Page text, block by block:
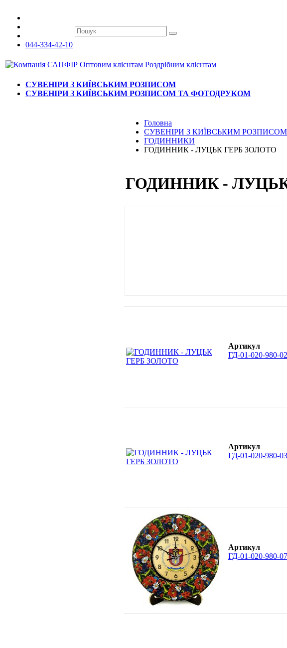
044-334-42-10
Оптовим клієнтам Роздрібним клієнтам
СУВЕНІРИ З КИЇВСЬКИМ РОЗПИСОМ
СУВЕНІРИ З КИЇВСЬКИМ РОЗПИСОМ ТА ФОТОДРУКОМ
Головна
СУВЕНІРИ З КИЇВСЬКИМ
ГОДИННИКИ
ГОДИННИК - ЛУЦЬК ГЕРБ ЗОЛОТО
ГОДИННИК -
Артикул
ГД-01-020-980-
Артикул
ГД-01-020-980-
Артикул
ГД-01-020-980-